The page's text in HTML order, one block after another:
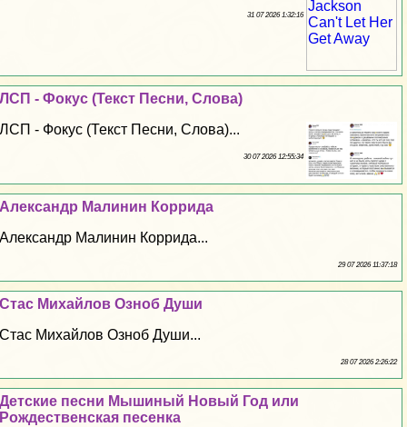
31 07 2026 1:32:16
ЛСП - Фокус (Текст Песни, Слова)
ЛСП - Фокус (Текст Песни, Слова)...
30 07 2026 12:55:34
Александр Малинин Коррида
Александр Малинин Коррида...
29 07 2026 11:37:18
Стас Михайлов Озноб Души
Стас Михайлов Озноб Души...
28 07 2026 2:26:22
Детские песни Мышиный Новый Год или
Рождественская песенка